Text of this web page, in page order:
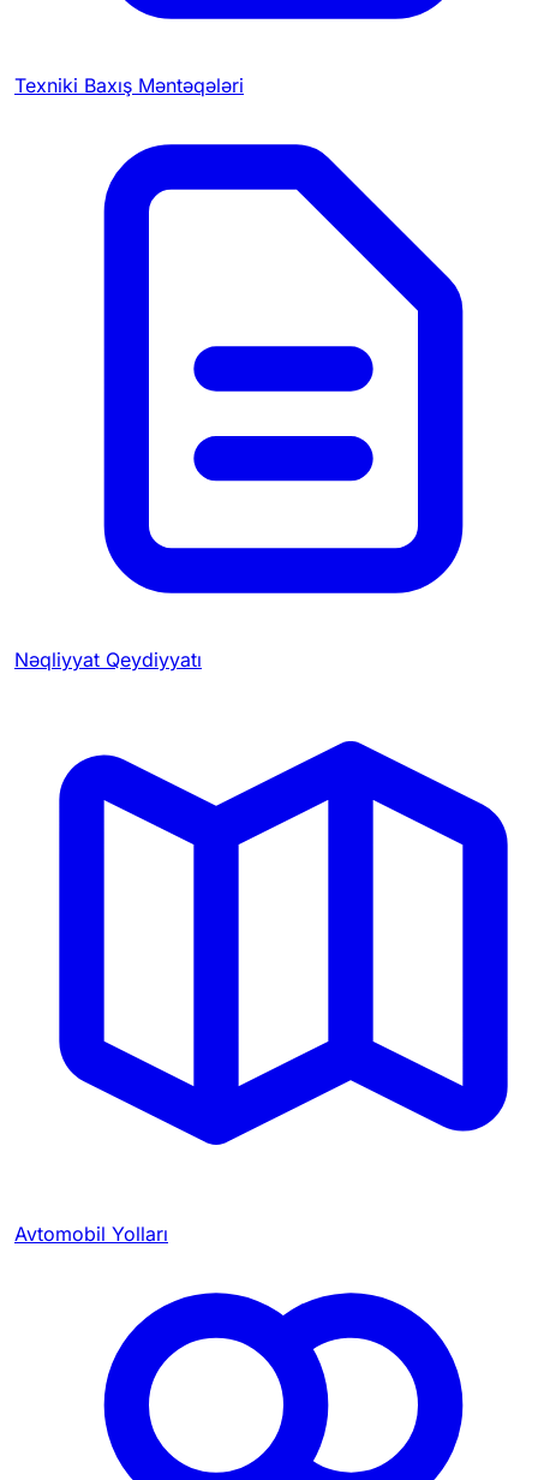
Texniki Baxış Məntəqələri
Nəqliyyat Qeydiyyatı
Avtomobil Yolları